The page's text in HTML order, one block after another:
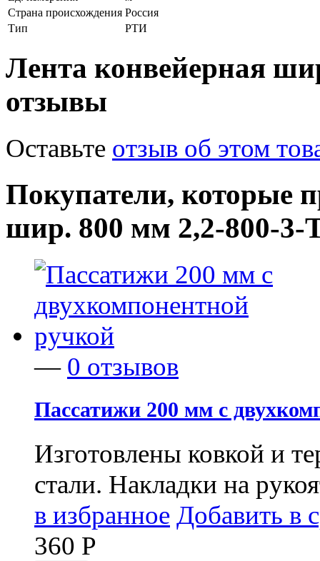
Страна происхождения Россия
Тип
РТИ
Лента конвейерная
отзывы
Оставьте отзыв об этом
Покупатели, которые
шир. 800 мм 2,2-800-
— 0 отзывов
Пассатижи 200 мм с
Изготовлены ковкой и
стали. Накладки на
в избранное Добавить в
360 Р